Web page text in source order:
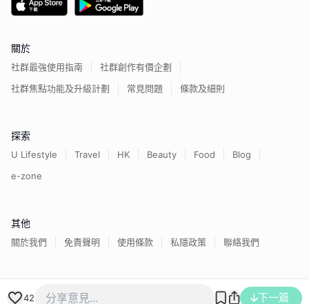
42 下一篇
關於
社群最強使用指南
社群創作有價企劃
社群焦點功能及升級計劃
常見問題 條款及細則
探索
U Lifestyle Travel HK Beauty Food
Blog
e-zone
其他
關於我們 免責聲明 使用條款 私隱政策 聯絡我們
香港經濟日報版權所有©